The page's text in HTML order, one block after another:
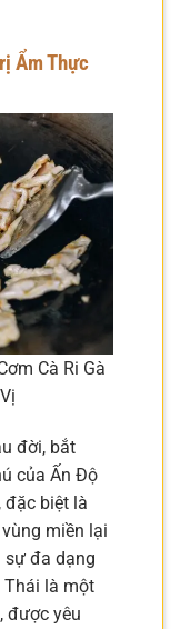
Ẩm Thực
Cà Ri Gà
đời, bắt
của Ấn Độ
đặc biệt là
miền lại
sự đa dạng
Thái là một
được yêu